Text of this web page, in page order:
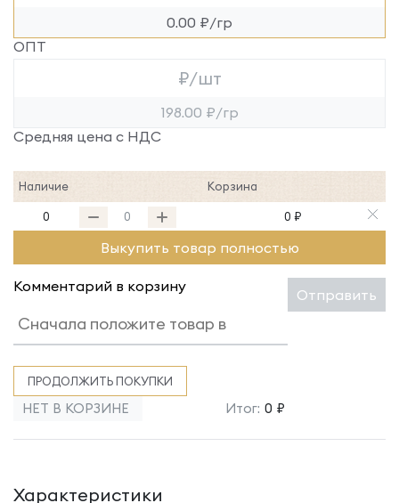
0.00 ₽/гр
ОПТ
₽/шт
198.00 ₽/гр
Средняя цена с НДС
Наличие Корзина
0 0 ₽
Выкупить товар полностью
Комментарий в корзину Отправить
ПРОДОЛЖИТЬ ПОКУПКИ
НЕТ В КОРЗИНЕ Итог: 0 ₽
Характеристики